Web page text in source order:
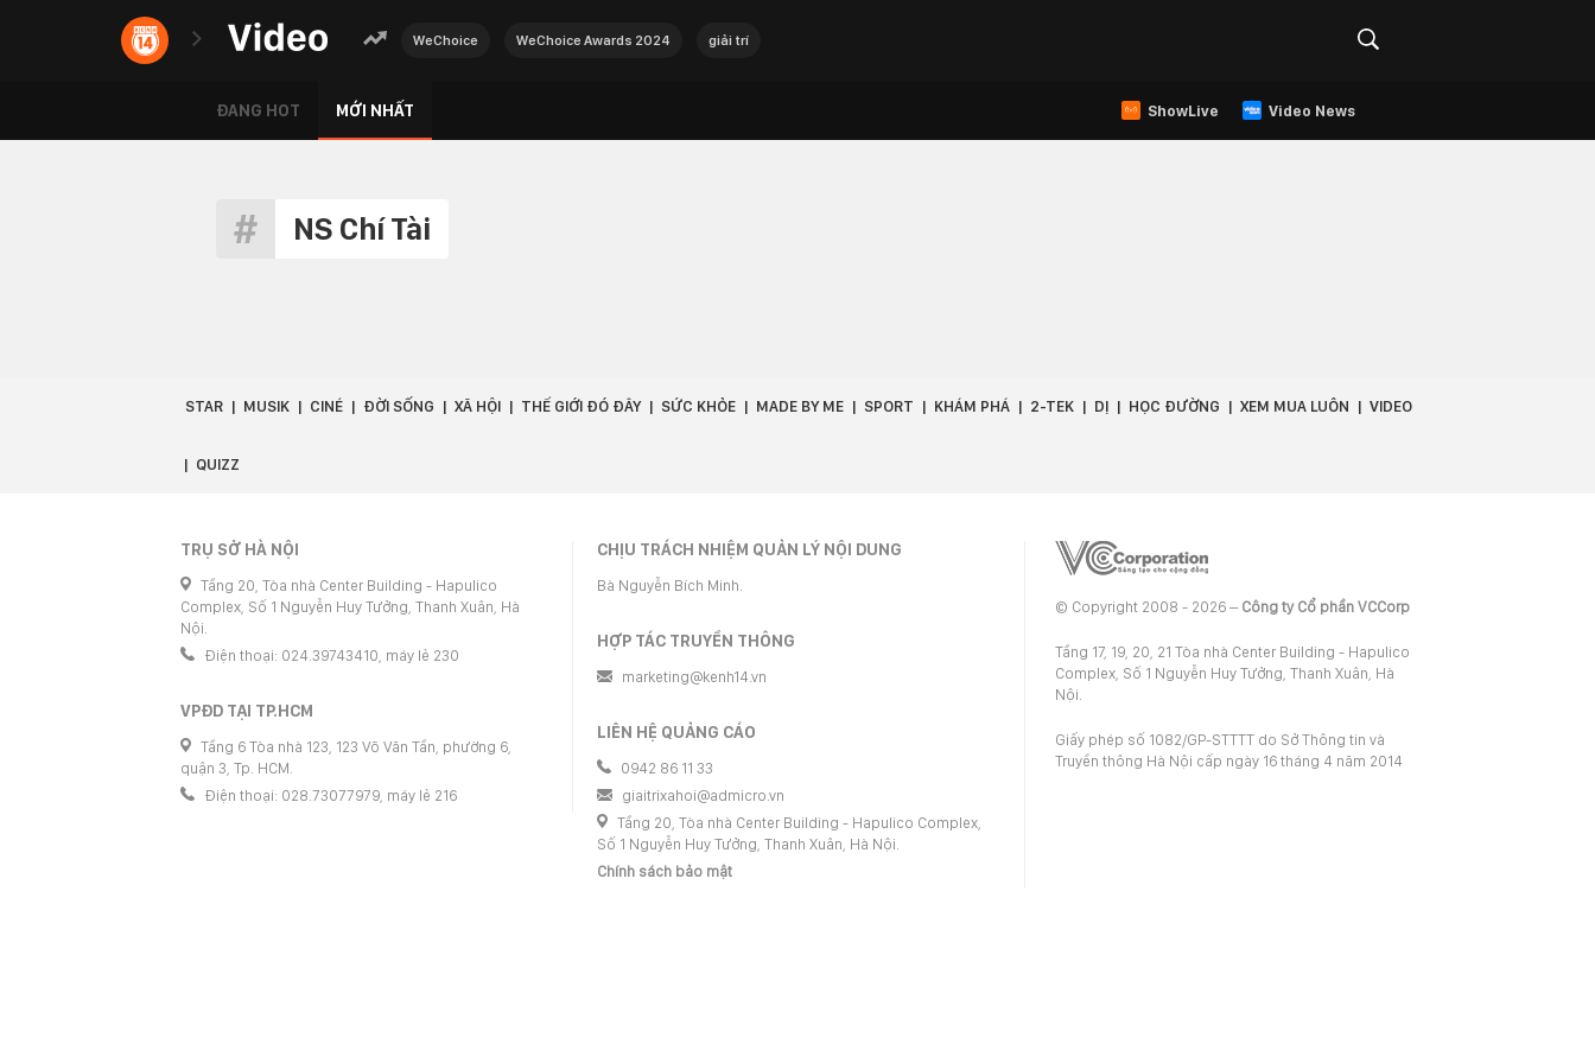
WeChoice WeChoice Awards 2024 giải trí
ĐANG HOT MỚI NHẤT ShowLive Video News
NS Chí Tài
STAR MUSIK CINÉ ĐỜI SỐNG XÃ HỘI THẾ GIỚI ĐÓ ĐÂY SỨC KHỎE MADE BY ME SPORT KHÁM PHÁ 2-TEK DỊ HỌC ĐƯỜNG XEM MUA LUÔN VIDEO
QUIZZ
TRỤ SỞ HÀ NỘI
Tầng 20, Tòa nhà Center Building - Hapulico
Complex, Số 1 Nguyễn Huy Tưởng, Thanh Xuân, Hà
Nội.
Điện thoại: 024.39743410, máy lẻ 230
VPĐD TẠI TP.HCM
Tầng 6 Tòa nhà 123, 123 Võ Văn Tần, phường 6,
quận 3, Tp. HCM.
Điện thoại: 028.73077979, máy lẻ 216
CHỊU TRÁCH NHIỆM QUẢN LÝ NỘI DUNG
Bà Nguyễn Bích Minh.
HỢP TÁC TRUYỀN THÔNG
marketing@kenh14.vn
LIÊN HỆ QUẢNG CÁO
0942 86 11 33
giaitrixahoi@admicro.vn
Tầng 20, Tòa nhà Center Building - Hapulico Complex,
Số 1 Nguyễn Huy Tưởng, Thanh Xuân, Hà Nội.
Chính sách bảo mật
© Copyright 2008 - 2026 – Công ty Cổ phần VCCorp
Tầng 17, 19, 20, 21 Tòa nhà Center Building - Hapulico
Complex, Số 1 Nguyễn Huy Tưởng, Thanh Xuân, Hà
Nội.
Giấy phép số 1082/GP-STTTT do Sở Thông tin và
Truyền thông Hà Nội cấp ngày 16 tháng 4 năm 2014